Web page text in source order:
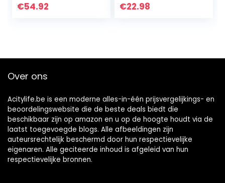
€54.92 €22.98
Over ons
Acitylife.be is een moderne alles-in-één prijsvergelijkings- en
beoordelingswebsite die de beste deals biedt die
beschikbaar zijn op amazon en u op de hoogte houdt via de
laatst toegevoegde blogs. Alle afbeeldingen zijn
auteursrechtelijk beschermd door hun respectievelijke
eigenaren. Alle geciteerde inhoud is afgeleid van hun
respectievelijke bronnen.